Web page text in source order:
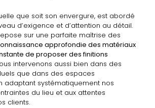
que soit son envergure, est abordé
d’exigence et d’attention au détail.
sur une parfaite maîtrise des
approfondie des matériaux
de proposer des finitions
intervenons aussi bien dans des
que dans des espaces
adaptant systématiquement nos
du lieu et aux attentes
clients.